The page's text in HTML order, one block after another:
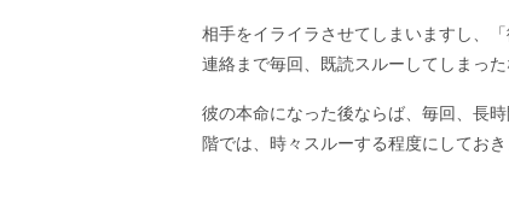
相手をイライラさせてしまいますし、
連絡まで毎回、既読スルーしてしまっ
彼の本命になった後ならば、毎回、長
階では、時々スルーする程度にしておき